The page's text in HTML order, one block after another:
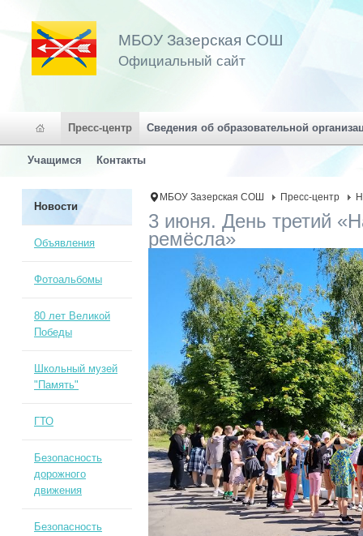
МБОУ Зазерская СОШ
Официальный сайт
Пресс-центр Сведения об образовательной
Учащимся Контакты
МБОУ Зазерская СОШ Пресс-центр
3 июня. День третий
ремёсла»
Новости
Объявления
Фотоальбомы
80 лет Великой
Победы
Школьный музей
"Память"
ГТО
Безопасность
дорожного
движения
Безопасность